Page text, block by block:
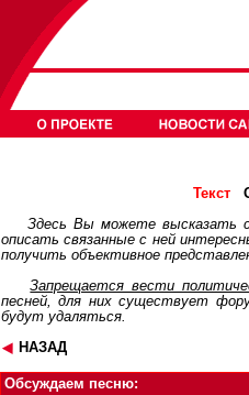
Текст
Здесь Вы можете высказать
описать связанные с ней
получить объективное
Запрещается вести
песней, для них существует
будут удаляться.
НАЗАД
Обсуждаем песню: